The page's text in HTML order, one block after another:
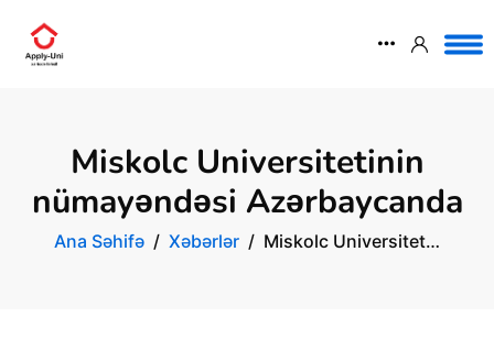
Miskolc Universitetinin
nümayəndəsi Azərbaycanda
Ana Səhifə Xəbərlər Miskolc Universitet…